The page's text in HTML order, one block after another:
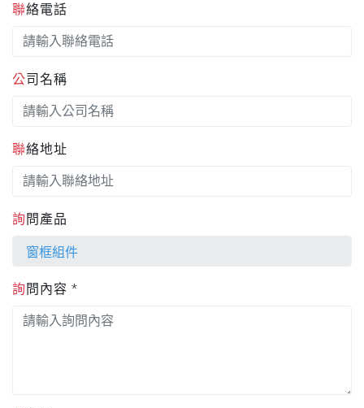
聯絡電話
公司名稱
聯絡地址
詢問產品
詢問內容 *